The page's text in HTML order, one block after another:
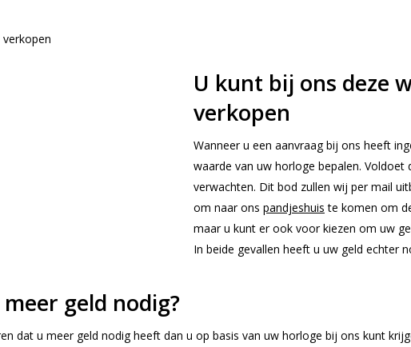
U kunt bij ons deze
verkopen
Wanneer u een aanvraag bij ons heeft
waarde van uw horloge bepalen.
verwachten. Dit bod zullen wij per mail
om naar ons pandjeshuis te komen om
maar u kunt er ook voor kiezen om uw
In beide gevallen heeft u uw geld echter
geld nodig?
dat u meer geld nodig heeft dan u op basis van uw horloge bij ons kunt